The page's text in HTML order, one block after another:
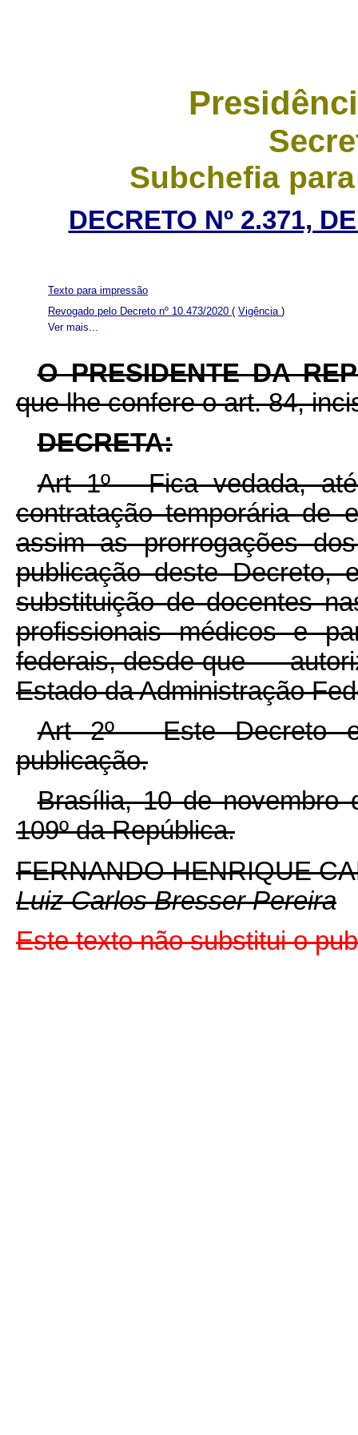
Subchefia
DECRETO Nº 2.371,
Ver mais...
Texto para impressão
Revogado pelo Decreto nº 10.473/2020 ( Vigência )
O PRESIDENTE DA
que lhe confere o art. 84,
DECRETA:
Art 1º - Fica vedada,
contratação temporária de
assim as prorrogações
publicação deste Decreto,
substituição de docentes
profissionais médicos e
federais, desde que
Estado da Administração
Art 2º - Este Decreto
publicação.
Brasília, 10 de novembro
109º da República.
FERNANDO HENRIQUE
Luiz Carlos Bresser Pereira
Este texto não substitui o